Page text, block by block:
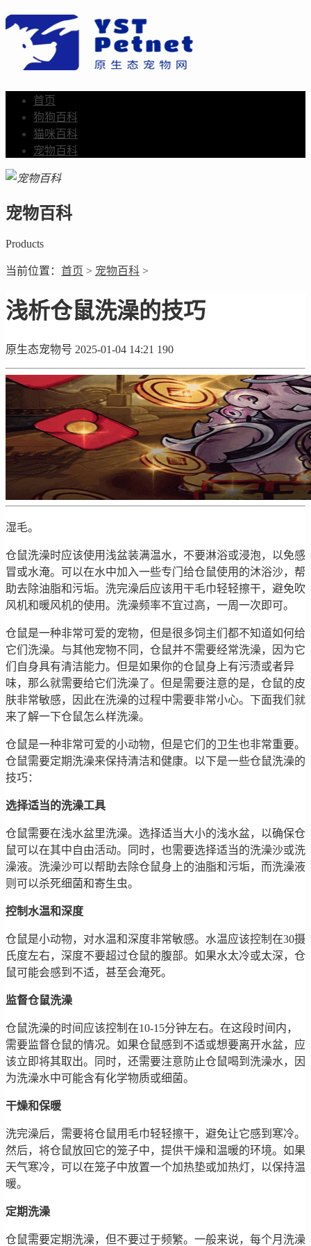
首页
狗狗百科
猫咪百科
宠物百科
宠物百科
Products
当前位置： 首页 > 宠物百科 >
浅析仓鼠洗澡的技巧
原生态宠物号 2025-01-04 14:21 190
湿毛。
仓鼠洗澡时应该使用浅盆装满温水，不要淋浴或浸泡，以免感
冒或水淹。可以在水中加入一些专门给仓鼠使用的沐浴沙，帮
助去除油脂和污垢。洗完澡后应该用干毛巾轻轻擦干，避免吹
风机和暖风机的使用。洗澡频率不宜过高，一周一次即可。
仓鼠是一种非常可爱的宠物，但是很多饲主们都不知道如何给
它们洗澡。与其他宠物不同，仓鼠并不需要经常洗澡，因为它
们自身具有清洁能力。但是如果你的仓鼠身上有污渍或者异
味，那么就需要给它们洗澡了。但是需要注意的是，仓鼠的皮
肤非常敏感，因此在洗澡的过程中需要非常小心。下面我们就
来了解一下仓鼠怎么样洗澡。
仓鼠是一种非常可爱的小动物，但是它们的卫生也非常重要。
仓鼠需要定期洗澡来保持清洁和健康。以下是一些仓鼠洗澡的
技巧：
选择适当的洗澡工具
仓鼠需要在浅水盆里洗澡。选择适当大小的浅水盆，以确保仓
鼠可以在其中自由活动。同时，也需要选择适当的洗澡沙或洗
澡液。洗澡沙可以帮助去除仓鼠身上的油脂和污垢，而洗澡液
则可以杀死细菌和寄生虫。
控制水温和深度
仓鼠是小动物，对水温和深度非常敏感。水温应该控制在30摄
氏度左右，深度不要超过仓鼠的腹部。如果水太冷或太深，仓
鼠可能会感到不适，甚至会淹死。
监督仓鼠洗澡
仓鼠洗澡的时间应该控制在10-15分钟左右。在这段时间内，
需要监督仓鼠的情况。如果仓鼠感到不适或想要离开水盆，应
该立即将其取出。同时，还需要注意防止仓鼠喝到洗澡水，因
为洗澡水中可能含有化学物质或细菌。
干燥和保暖
洗完澡后，需要将仓鼠用毛巾轻轻擦干，避免让它感到寒冷。
然后，将仓鼠放回它的笼子中，提供干燥和温暖的环境。如果
天气寒冷，可以在笼子中放置一个加热垫或加热灯，以保持温
暖。
定期洗澡
仓鼠需要定期洗澡，但不要过于频繁。一般来说，每个月洗澡